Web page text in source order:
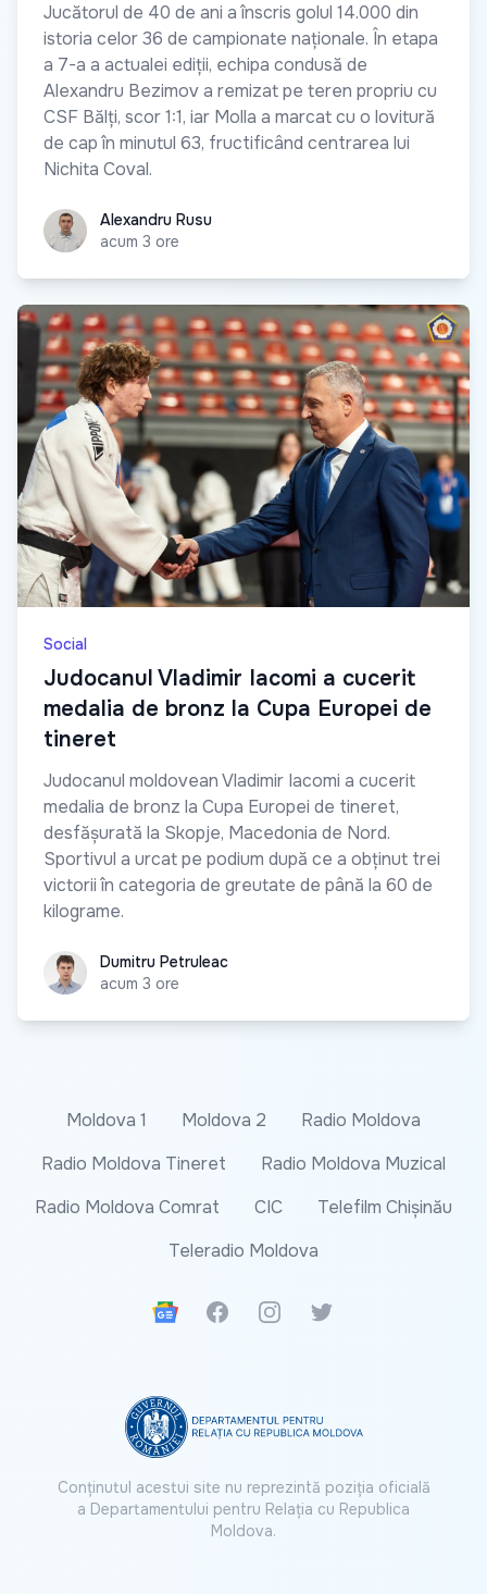
Jucătorul de 40 de ani a înscris golul 14.000 din
istoria celor 36 de campionate naționale. În etapa
a 7-a a actualei ediții, echipa condusă de
Alexandru Bezimov a remizat pe teren propriu cu
CSF Bălți, scor 1:1, iar Molla a marcat cu o lovitură
de cap în minutul 63, fructificând centrarea lui
Nichita Coval.
Alexandru Rusu
Alexandru Rusu
acum 3 ore
Social
Judocanul Vladimir Iacomi a cucerit
medalia de bronz la Cupa Europei de
tineret
Judocanul moldovean Vladimir Iacomi a cucerit
medalia de bronz la Cupa Europei de tineret,
desfășurată la Skopje, Macedonia de Nord.
Sportivul a urcat pe podium după ce a obținut trei
victorii în categoria de greutate de până la 60 de
kilograme.
Dumitru Petruleac
Dumitru Petruleac
acum 3 ore
Moldova 1 Moldova 2
Radio Moldova
Radio Moldova Tineret
Radio Moldova Muzical
Radio Moldova Comrat
CIC
Telefilm Chișinău
Teleradio Moldova
Google News
FacebookInstagramTwitter
Conținutul acestui site nu reprezintă poziția oficială
a Departamentului pentru Relația cu Republica
Moldova.